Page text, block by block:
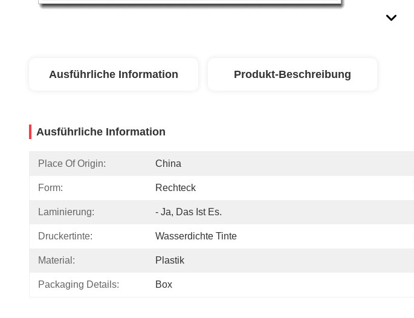
Ausführliche Information Produkt-Beschreibung
Ausführliche Information
Place Of Origin: China
Form: Rechteck
Laminierung: - Ja, Das Ist Es.
Druckertinte: Wasserdichte Tinte
Material: Plastik
Packaging Details: Box